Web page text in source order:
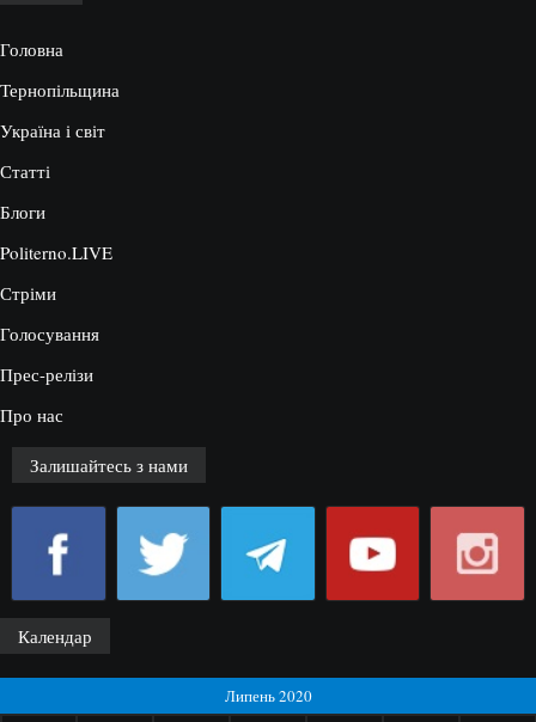
Головна
Тернопільщина
Україна і світ
Статті
Блоги
Politerno.LIVE
Стріми
Голосування
Прес-релізи
Про нас
Залишайтесь з нами
Календар
Липень 2020